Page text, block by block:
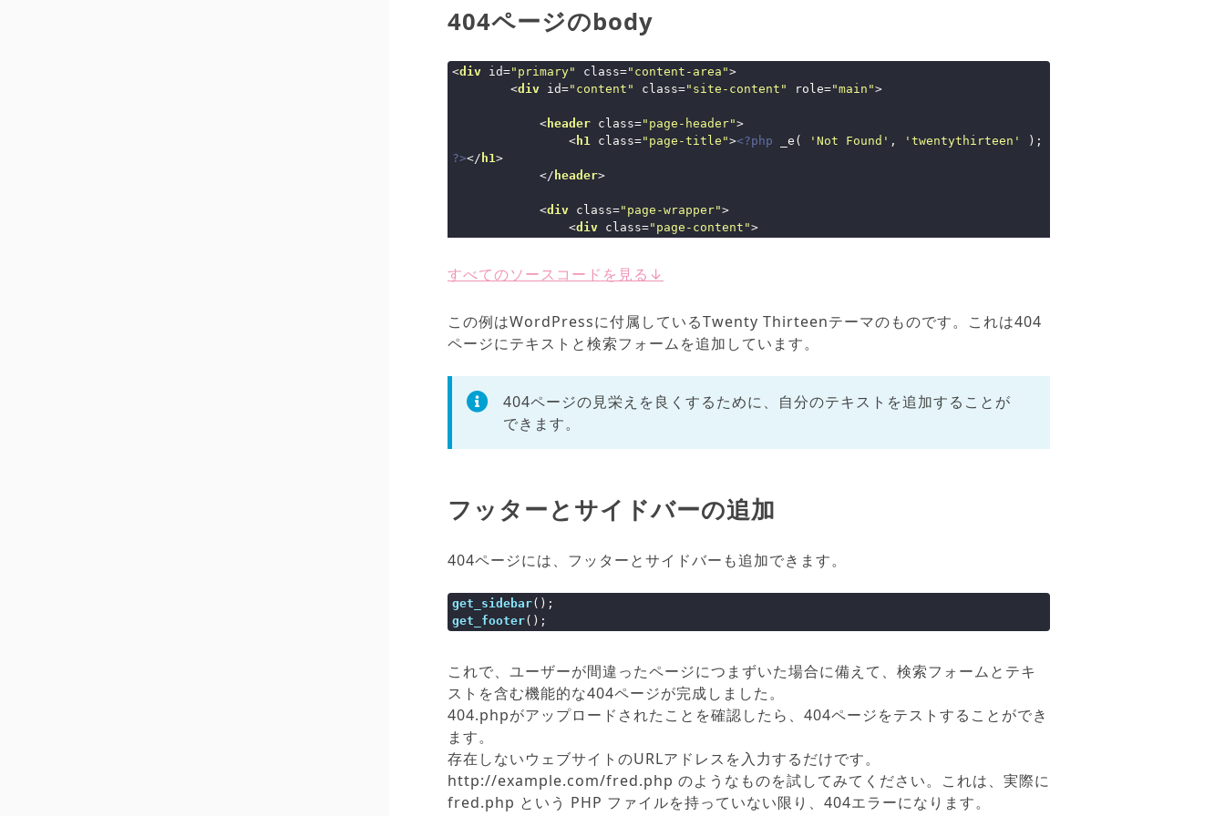
404ページのbody
<div id="primary" class="content-area">
<div id="content" class="site-content" role="main">
< header class="page-header">
< h1 class="page-title"><?php _e( 'Not Found' , 'twentythirteen'
?></ h1>
</ header>
<div class="page-wrapper">
<div class="page-content">
<p><?php _e(
<?php get_search_form(); ?>
</ div><!-- .page-content -->
</div ><!-- #content -->
div ><!-- #primary -->
すべてのソースコードを見る↓
この例はWordPressに付属しているTwenty Thirteenテーマのものです。これは404
ページにテキストと検索フォームを追加しています。
404ページの見栄えを良くするために、自分のテキストを追加することが
できます。
フッターとサイドバーの追加
404ページには、フッターとサイドバーも追加できます。
get_sidebar
get_footer();
これで、ユーザーが間違ったページにつまずいた場合に備えて、検索フォームとテキ
ストを含む機能的な404ページが完成しました。
404.phpがアップロードされたことを確認したら、404ページをテストすることができ
ます。
存在しないウェブサイトのURLアドレスを入力するだけです。
http://example.com/fred.php のようなものを試してみてください。これは、実際に
fred.php という PHP ファイルを持っていない限り、404エラーになります。